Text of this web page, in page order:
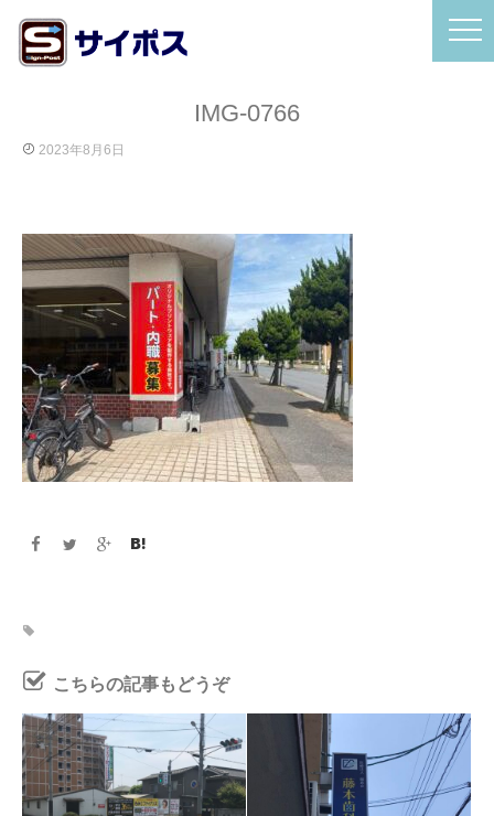
IMG-0766
2023年8月6日
こちらの記事もどうぞ